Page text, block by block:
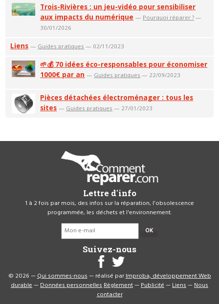
Trois-Rivières : un jeu-vidéo pour sensibiliser
aux impacts du numérique — Pourquoi réparer ? —
30/01/2026
Liens — Guides pratiques — 02/11/2023
🌱💰 70 idées éco-responsables pour économiser
1000€ par an — Guides pratiques — 22/09/2023
Pièces détachées électroménager : tous les
sites — Guides pratiques — 27/01/2023
Lettre d'info
1 à 2 fois par mois, des infos sur la réparation, l'obsolescence
programmée, les déchets et l'environnement.
OK
Suivez-nous
© 2026 —Qui sommes-nous— réalisé parImproba, développement Web
durable—Données personnellesRèglement—Publicité—Liens—Nous
contacter